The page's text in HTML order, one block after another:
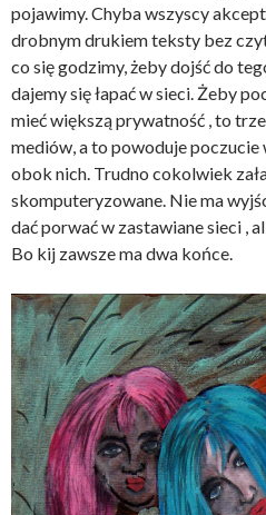
pojawimy. Chyba wszyscy
drobnym drukiem teksty bez
co się godzimy, żeby dojść do
dajemy się łapać w sieci. Żeby
mieć większą prywatność , to
mediów, a to powoduje
obok nich. Trudno cokolwiek
skomputeryzowane. Nie ma
dać porwać w zastawiane sieci ,
Bo kij zawsze ma dwa końce.